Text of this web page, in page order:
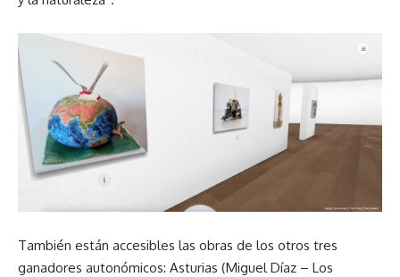
También están accesibles las obras de los otros tres
ganadores autonómicos: Asturias (Miguel Díaz – Los